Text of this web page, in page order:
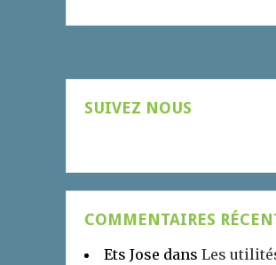
SUIVEZ NOUS
COMMENTAIRES
Ets Jose dans Les